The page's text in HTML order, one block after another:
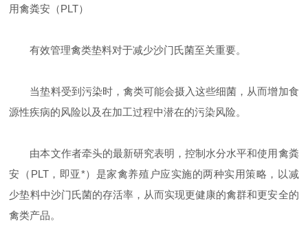
用禽粪安 （PLT）
有效管理禽类垫料对于减少沙门氏菌至关重要。
当垫料受到污染时，禽类可能会摄入这些细菌，从而增加食
源性疾病的风险以及在加工过程中潜在的污染风险。
由本文作者牵头的最新研究表明，控制水分水平和使用禽粪
安
（ PLT，即亚*）是家禽养殖户应实施的两种实用策略，以减
少垫料中沙门氏菌的存活率，从而实现更健康的禽群和更安全的
禽类产品。